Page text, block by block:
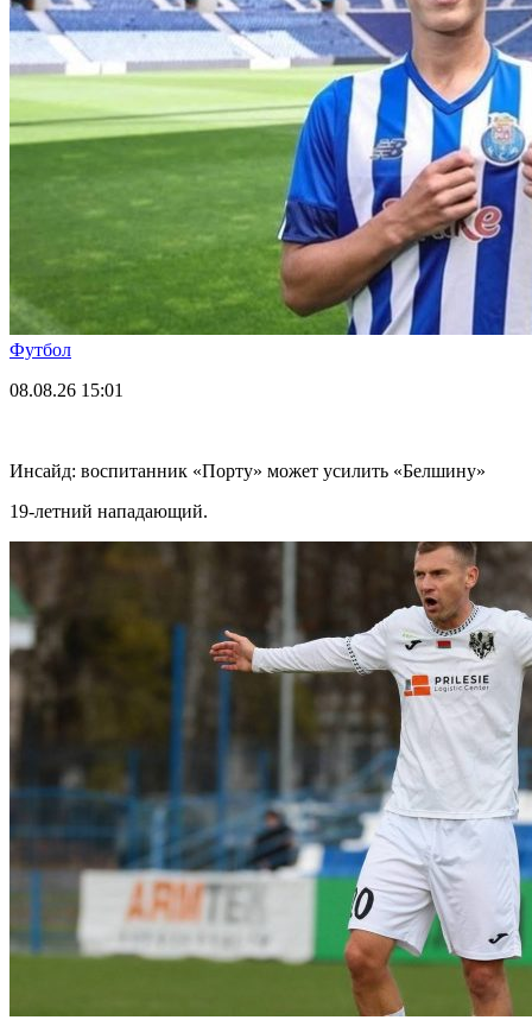
Футбол
08.08.26 15:01
Инсайд: воспитанник «Порту» может усилить «Белшину»
19-летний нападающий.